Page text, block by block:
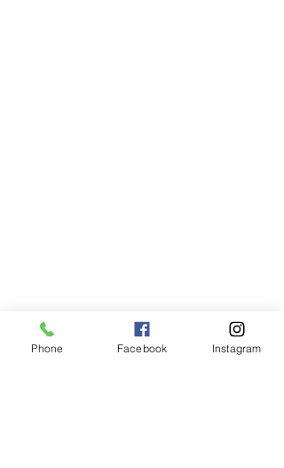
Phone Facebook Instagram